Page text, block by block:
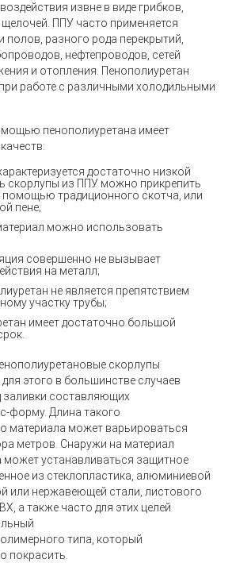
извне в виде грибков,
ППУ часто применяется
полов, разного рода перекрытий,
нефтепроводов, сетей
и отопления. Пенополиуретан
работе с различными холодильными
пенополиуретана имеет
достаточно низкой
скорлупы из ППУ можно прикрепить
помощью традиционного скотча, или
пене;
можно использовать
совершенно не вызывает
на металл;
не является препятствием
участку трубы;
имеет достаточно большой
скорлупы
этого в большинстве случаев
заливки составляющих
форму. Длина такого
материала может варьироваться
метров. Снаружи на материал
может устанавливаться защитное
из стеклопластика, алюминиевой
или нержавеющей стали, листового
а также часто для этих целей
типа, который
покрасить.